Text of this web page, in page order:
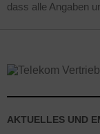
dass alle Angaben
AKTUELLES UND